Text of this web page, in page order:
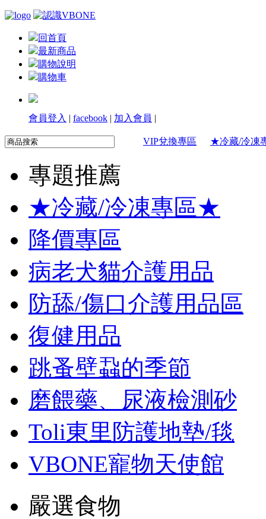
回首頁
最新商品
購物說明
購物車
會員登入 | facebook | 加入會員 |
VIP兌換專區 ★冷藏/冷凍
專題推薦
★冷藏/冷凍專區★
降價專區
病老犬貓介護用品
防舔/傷口介護用品區
復健用品
跳蚤壁蝨的季節
磨餵藥、尿液檢測砂
Toli東里防護地墊/毯
VBONE寵物天使館
嚴選食物